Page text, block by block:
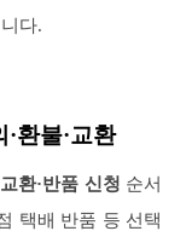
다.
환불·교환
환·반품 신청 순서
택배 반품 등 선택